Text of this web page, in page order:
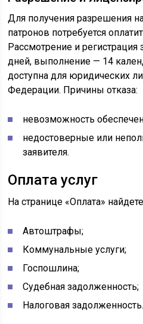
Для получения разрешения
патронов потребуется
Рассмотрение и регистрация
дней, выполнение — 14
доступна для юридических
Федерации. Причины отказа:
невозможность
недостоверные или
заявителя.
Оплата услуг
На странице «Оплата»
Автоштрафы;
Коммунальные услуги;
Госпошлина;
Судебная задолженность;
Налоговая задолженность.